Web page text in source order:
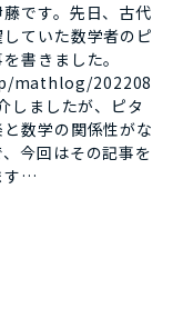
です。先日、古代
ていた数学者のピ
書きました。
mathlog/202208
しましたが、ピタ
数学の関係性がな
今回はその記事を
す…